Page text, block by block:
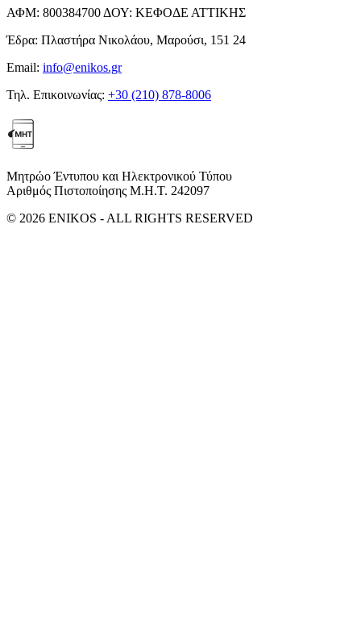
ΑΦΜ: 800384700 ΔΟΥ: ΚΕΦΟΔΕ ΑΤΤΙΚΗΣ
Έδρα: Πλαστήρα Νικολάου, Μαρούσι, 151 24
Email: info@enikos.gr
Τηλ. Επικοινωνίας: +30 (210) 878-8006
Μητρώο Έντυπου και Ηλεκτρονικού Τύπου
Αριθμός Πιστοποίησης Μ.Η.Τ. 242097
© 2026 ENIKOS - ALL RIGHTS RESERVED